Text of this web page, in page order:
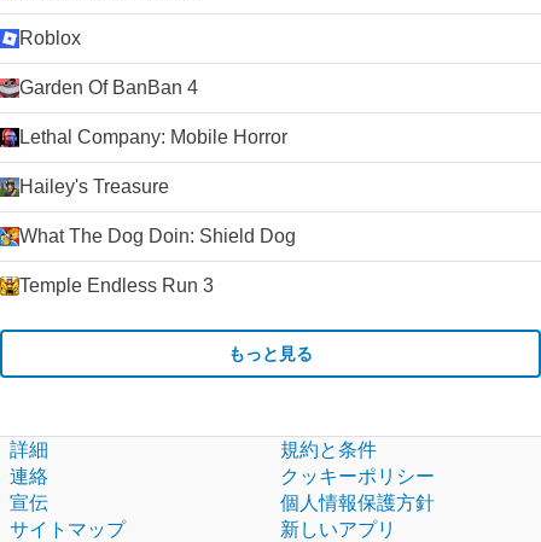
Roblox
Garden Of BanBan 4
Lethal Company: Mobile Horror
Hailey's Treasure
What The Dog Doin: Shield Dog
Temple Endless Run 3
もっと見る
詳細
連絡
宣伝
サイトマップ
規約と条件
クッキーポリシー
個人情報保護方針
新しいアプリ